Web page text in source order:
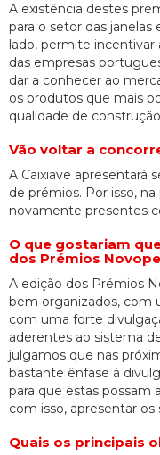
A existência destes
para o setor das
lado, permite incentivar
das empresas
dar a conhecer ao
os produtos que mais
qualidade de
Vão voltar a
A Caixiave apresentará
de prémios. Por isso,
novamente presentes
O que gostariam
dos Prémios
A edição dos Prémios
bem organizados,
com uma forte
aderentes ao sistema
julgamos que nas
bastante ênfase à
para que estas possam
com isso, apresentar
Quais os principais